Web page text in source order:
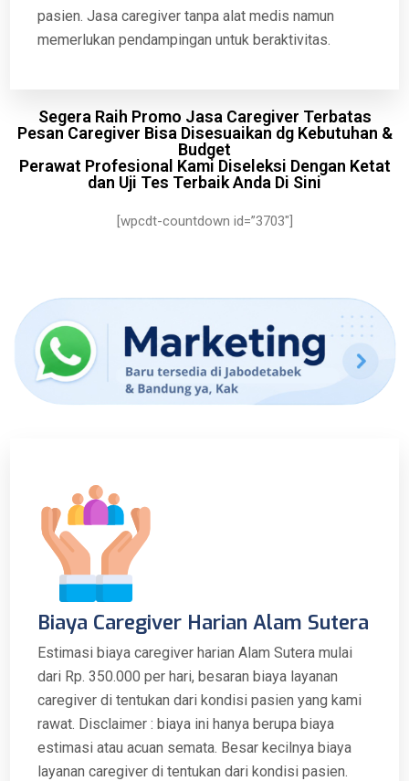
pasien. Jasa caregiver tanpa alat medis namun
memerlukan pendampingan untuk beraktivitas.
Segera Raih Promo Jasa Caregiver Terbatas
Pesan Caregiver Bisa Disesuaikan dg Kebutuhan &
Budget
Perawat Profesional Kami Diseleksi Dengan Ketat
dan Uji Tes Terbaik Anda Di Sini
[wpcdt-countdown id=”3703″]
Biaya Caregiver Harian Alam Sutera
Estimasi biaya caregiver harian Alam Sutera mulai
dari Rp. 350.000 per hari, besaran biaya layanan
caregiver di tentukan dari kondisi pasien yang kami
rawat. Disclaimer : biaya ini hanya berupa biaya
estimasi atau acuan semata. Besar kecilnya biaya
layanan caregiver di tentukan dari kondisi pasien.